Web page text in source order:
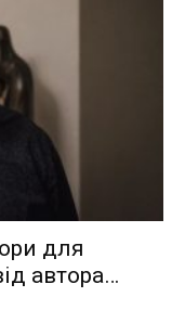
для
автора…